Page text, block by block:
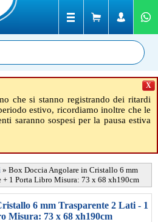
che si stanno registrando dei ritardi
estivo, ricordiamo inoltre che le
saranno sospesi per la pausa estiva
X
» Box Doccia Angolare in Cristallo 6 mm
+ 1 Porta Libro Misura: 73 x 68 xh190cm
6 mm Trasparente 2 Lati - 1
Misura: 73 x 68 xh190cm